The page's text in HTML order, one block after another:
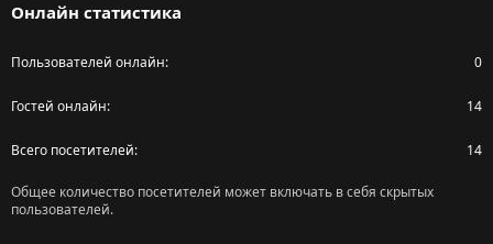
Онлайн статистика
Пользователей онлайн 0
Гостей онлайн 14
Всего посетителей 14
Общее количество посетителей может включать в себя скрытых
пользователей.